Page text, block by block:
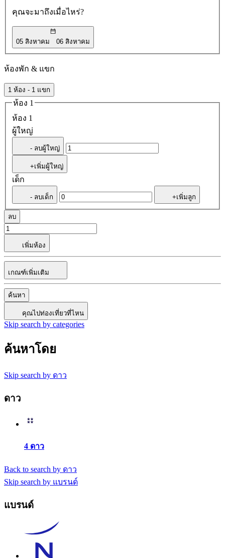
คุณจะมาถึงเมื่อไหร่?
05 สิงหาคม 06 สิงหาคม
ห้องพัก & แขก
1 ห้อง - 1 แขก
ห้อง 1
ห้อง 1
ผู้ใหญ่
- ลบผู้ใหญ่
+เพิ่มผู้ใหญ่
เด็ก
- ลบเด็ก +เพิ่มลูก
ลบ
เพิ่มห้อง
เกณฑ์เพิ่มเติม
ค้นหา
คุณไปท่องเที่ยวที่ไหน
Skip search by categories
ค้นหาโดย
Skip search by ดาว
ดาว
4 ดาว
Back to search by ดาว
Skip search by แบรนด์
แบรนด์